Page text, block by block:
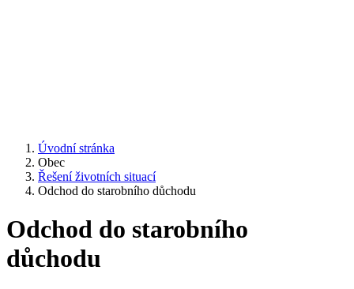
Úvodní stránka
Obec
Řešení životních situací
Odchod do starobního důchodu
Odchod do starobního
důchodu